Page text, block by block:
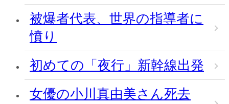
被爆者代表、世界の指導者に
憤り
初めての「夜行」新幹線出発
女優の小川真由美さん死去